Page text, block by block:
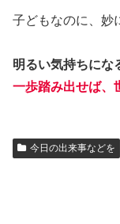
子どもなのに、妙
明るい気持ちにな
一歩踏み出せば、
今日の出来事などを